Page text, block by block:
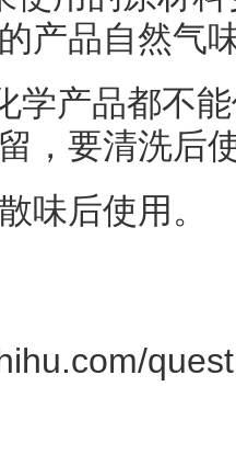
产品自然气
产品都不能
，要清洗后
味后使用。